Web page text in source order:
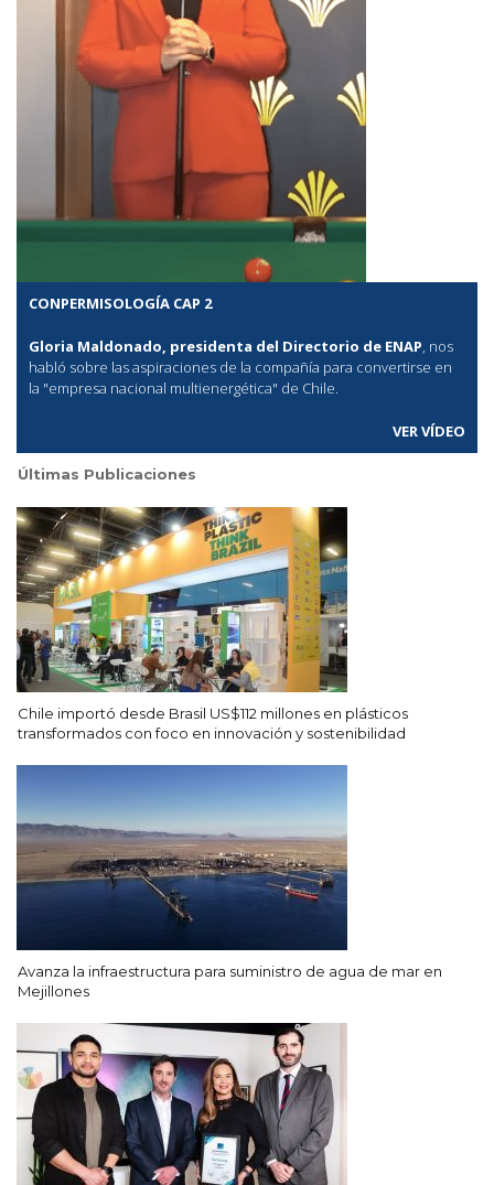
CONPERMISOLOGÍA CAP 2
Gloria Maldonado, presidenta del Directorio de ENAP , nos
habló sobre las aspiraciones de la compañía para convertirse en
la "empresa nacional multienergética" de Chile.
VER VÍDEO
Últimas Publicaciones
Chile importó desde Brasil US$112 millones en plásticos
transformados con foco en innovación y sostenibilidad
Avanza la infraestructura para suministro de agua de mar en
Mejillones